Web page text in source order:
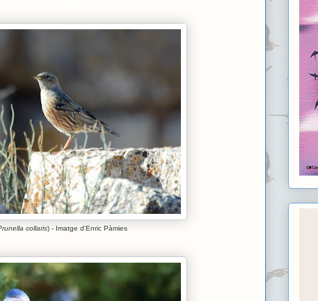
collaris) - Imatge d'Enric Pàmies